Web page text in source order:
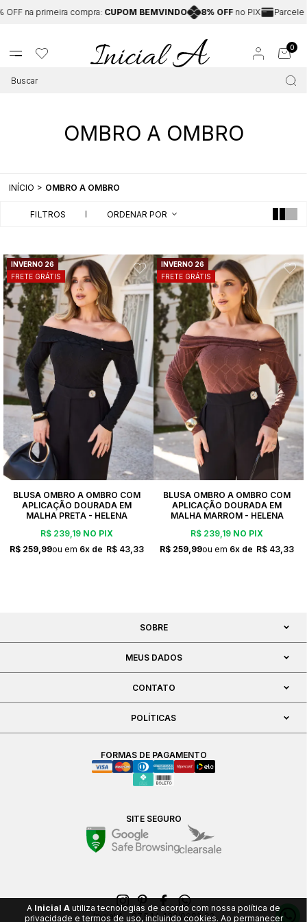
na primeira compra:CUPOM BEMVINDO 8% OFFno PIX Parcele
0
OMBRO A OMBRO
INÍCIO OMBRO A OMBRO
FILTROS ORDENAR POR
FRETE GRÁTIS
INVERNO 26
BLUSA OMBRO A OMBRO COM
APLICAÇÃO DOURADA EM
MALHA PRETA - HELENA
R$ 239,19 NO PIX
R$ 259,99
6x R$ 43,33
FRETE GRÁTIS
INVERNO 26
BLUSA OMBRO A OMBRO COM
APLICAÇÃO DOURADA EM
MALHA MARROM - HELENA
R$ 239,19 NO PIX
R$ 259,99
6x R$ 43,33
SOBRE
MEUS DADOS
CONTATO
POLÍTICAS
FORMAS DE PAGAMENTO
SITE SEGURO
Inicial A - 07.544.432/0001-02
A Inicial A utiliza tecnologias de acordo com nossa política de
privacidade e termos de uso, incluindo cookies. Ao permanecer